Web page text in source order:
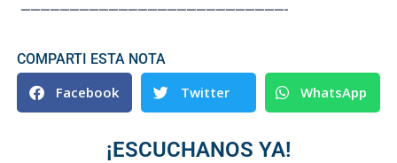
———————————————————————————-
COMPARTI ESTA NOTA
Facebook Twitter WhatsApp
¡ESCUCHANOS YA!